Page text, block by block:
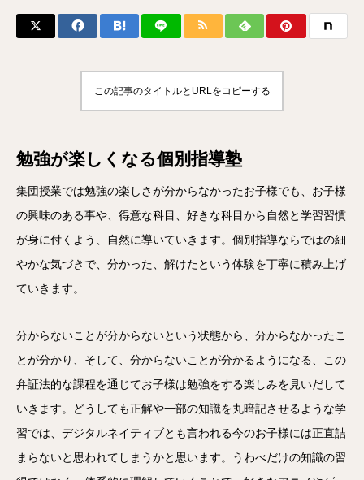
この記事のタイトルとURLをコピーする
勉強が楽しくなる個別指導塾
集団授業では勉強の楽しさが分からなかったお子様でも、お子様
の興味のある事や、得意な科目、好きな科目から自然と学習習慣
が身に付くよう、自然に導いていきます。個別指導ならではの細
やかな気づきで、分かった、解けたという体験を丁寧に積み上げ
ていきます。
分からないことが分からないという状態から、分からなかったこ
とが分かり、そして、分からないことが分かるようになる、この
弁証法的な課程を通じてお子様は勉強をする楽しみを見いだして
いきます。どうしても正解や一部の知識を丸暗記させるような学
習では、デジタルネイティブとも言われる今のお子様には正直詰
まらないと思われてしまうかと思います。うわべだけの知識の習